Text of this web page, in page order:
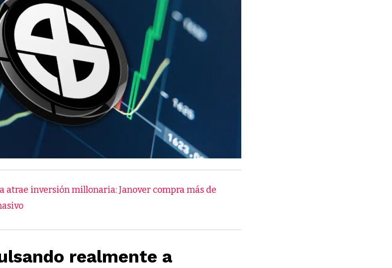
atrae inversión millonaria: Janover compra más de
realmente a